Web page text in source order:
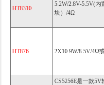
HT8310
5.2W/2.8V-5.5V(
块）/4Ω
HT876 2X10.9W/8.5V/4Ω
CS5256E是一款